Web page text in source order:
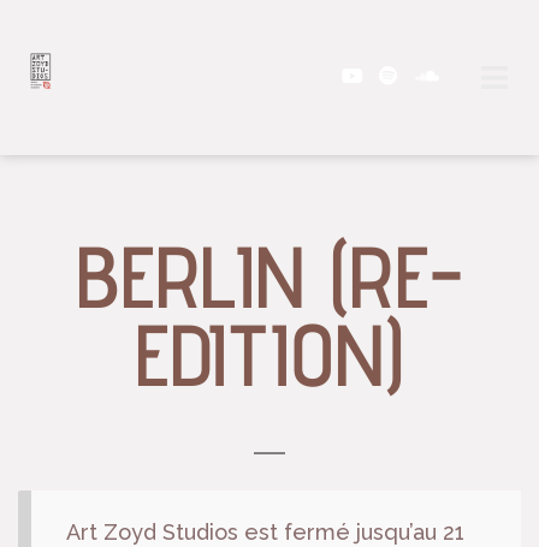
BERLIN (RE-
EDITION)
Art Zoyd Studios est fermé jusqu’au 21